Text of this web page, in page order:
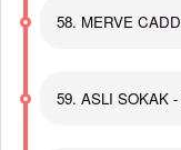
58. MERVE
59. ASLI SOKAK